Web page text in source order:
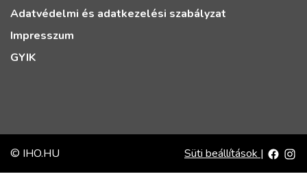
Adatvédelmi és adatkezelési szabályzat
Impresszum
GYIK
© IHO.HU Süti beállítások |